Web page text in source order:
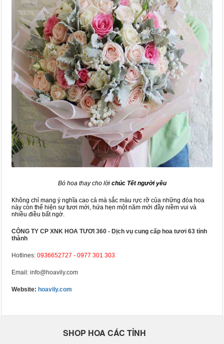
Bó hoa thay cho lời chúc Tết người yêu
Không chỉ mang ý nghĩa cao cả mà sắc màu rực rỡ của những đóa hoa
này còn thể hiện sự tươi mới, hứa hẹn một năm mới đầy niềm vui và
nhiều điều bất ngờ.
CÔNG TY CP XNK HOA TƯƠI 360 - Dịch vụ cung cấp hoa tươi 63 tỉnh
thành
Hotlines: 0936652727 - 0977 301 303
Email: info@hoavily.com
Website: hoavily.com
SHOP HOA CÁC TỈNH